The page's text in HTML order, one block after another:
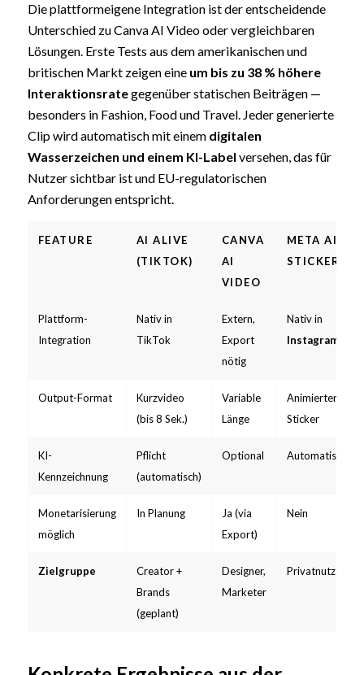
Die plattformeigene Integration ist der entscheidende
Unterschied zu Canva AI Video oder vergleichbaren
Lösungen. Erste Tests aus dem amerikanischen und
britischen Markt zeigen eine um bis zu 38 % höhere
Interaktionsrategegenüber statischen Beiträgen —
besonders in Fashion, Food und Travel. Jeder generierte
Clip wird automatisch mit einem digitalen
Wasserzeichen und einem KI-Label versehen, das für
Nutzer sichtbar ist und EU-regulatorischen
Anforderungen entspricht.
FEATURE
AI ALIVE
(TIKTOK)
CANVA
AI
VIDEO
META AI
STICKER
Plattform-
Integration
Nativ in
TikTok
Extern,
Export
nötig
Nativ in
Instagram
Output-Format
Kurzvideo
(bis 8 Sek.)
Variable
Länge
Animierter
Sticker
KI-
Kennzeichnung
Pflicht
(automatisch)
Optional Automatisch
Monetarisierung
möglich
In Planung
Ja (via
Export)
Nein
Zielgruppe
Creator +
Brands
(geplant)
Designer,
Marketer
Privatnutzer